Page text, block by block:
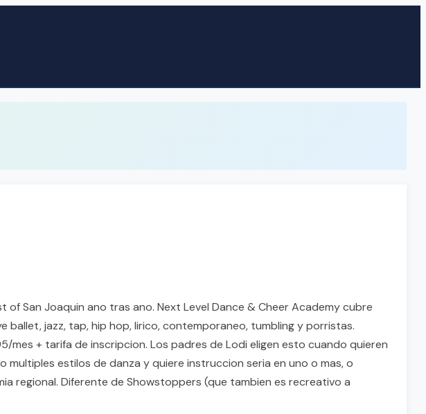
San Joaquin ano tras ano. Next Level Dance & Cheer Academy cubre
ballet, jazz, tap, hip hop, lirico, contemporaneo, tumbling y porristas.
+ tarifa de inscripcion. Los padres de Lodi eligen esto cuando quieren
estilos de danza y quiere instruccion seria en uno o mas, o
regional. Diferente de Showstoppers (que tambien es recreativo a